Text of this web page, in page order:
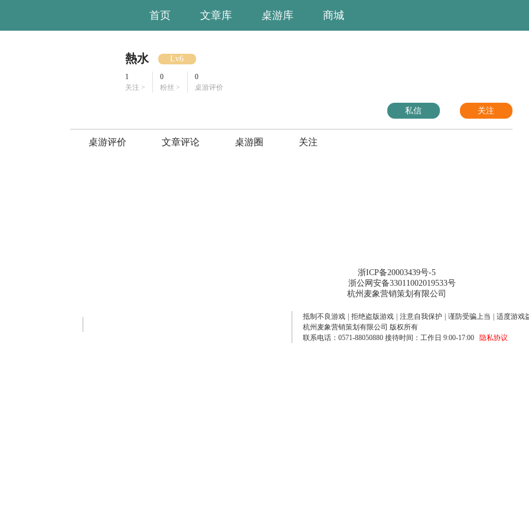
首页 文章库 桌游库 商城
熱水 Lv6
1
关注 >
0
粉丝 >
0
桌游评价
私信 关注
桌游评价 文章评论 桌游圈 关注
浙ICP备20003439号-5
浙公网安备33011002019533号
杭州麦象营销策划有限公司
抵制不良游戏 拒绝盗版游戏 注意自我保护 谨防受骗上当 适度游戏
杭州麦象营销策划有限公司 版权所有
联系电话：0571-88050880 接待时间：工作日 9:00-17:00
隐私协议